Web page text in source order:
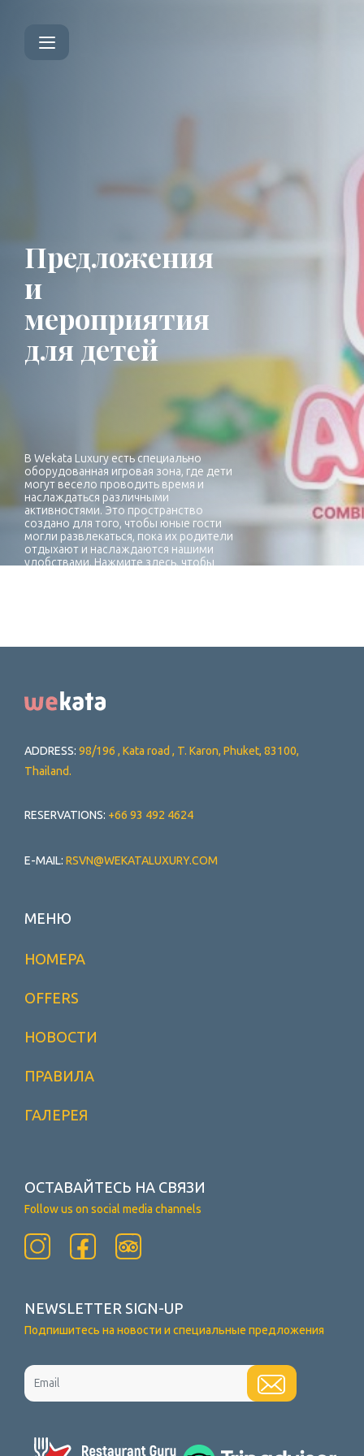
Предложения
и
мероприятия
для детей
В Wekata Luxury есть специально
оборудованная игровая зона, где дети
могут весело проводить время и
наслаждаться различными
активностями. Это пространство
создано для того, чтобы юные гости
могли развлекаться, пока их родители
отдыхают и наслаждаются нашими
удобствами. Нажмите здесь, чтобы
ADDRESS: 98/196 , Kata road , T. Karon, Phuket, 83100,
Thailand.
RESERVATIONS: +66 93 492 4624
E-MAIL: RSVN@WEKATALUXURY.COM
МЕНЮ
НОМЕРА
OFFERS
НОВОСТИ
ПРАВИЛА
ГАЛЕРЕЯ
ОСТАВАЙТЕСЬ НА СВЯЗИ
Follow us on social media channels
NEWSLETTER SIGN-UP
Подпишитесь на новости и специальные предложения